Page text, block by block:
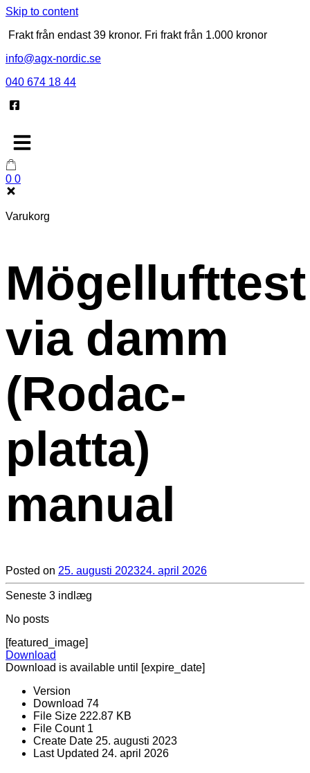
Skip to content
Frakt från endast 39 kronor. Fri frakt från 1.000 kronor
info@agx-nordic.se
040 674 18 44
0 0
Varukorg
Mögellufttest
via damm
(Rodac-
platta)
manual
Posted on 25. augusti 202324. april 2026
Seneste 3 indlæg
No posts
[featured_image]
Download
Download is available until [expire_date]
Version
Download 74
File Size 222.87 KB
File Count 1
Create Date 25. augusti 2023
Last Updated 24. april 2026